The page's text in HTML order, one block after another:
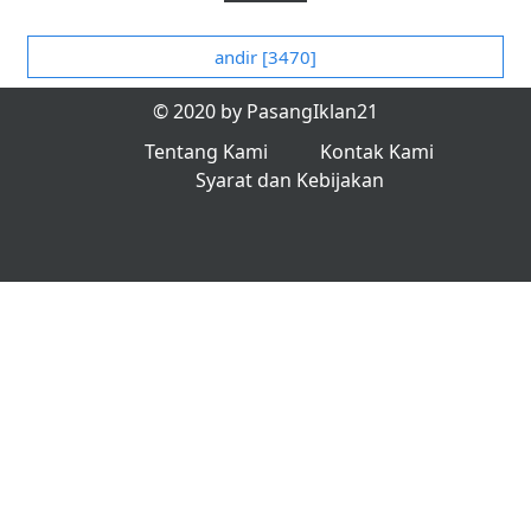
andir [3470]
© 2020 by PasangIklan21
Tentang Kami
Kontak Kami
Syarat dan Kebijakan